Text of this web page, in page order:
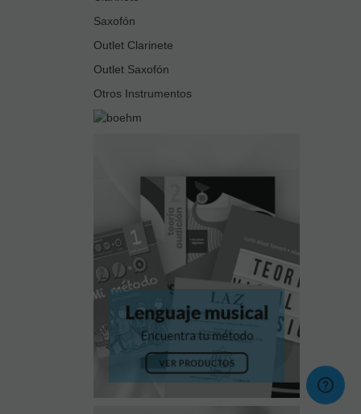
Saxofón
Outlet Clarinete
Outlet Saxofón
Otros Instrumentos